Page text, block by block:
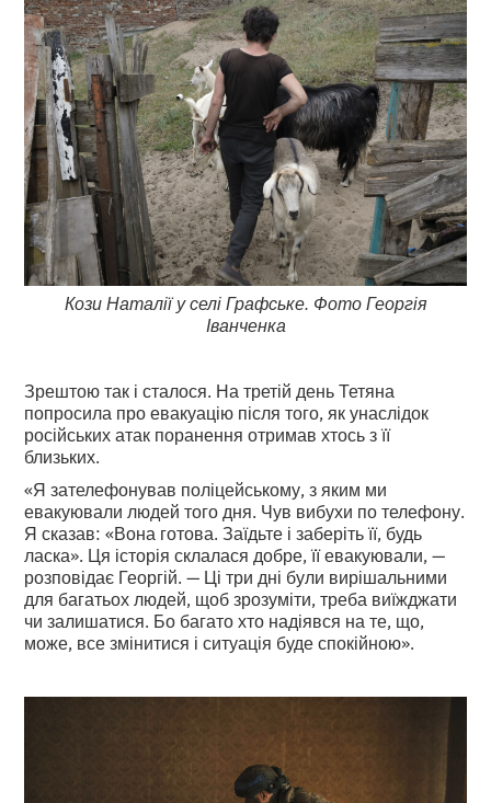
Кози Наталії у селі Графське. Фото Георгія
Іванченка
Зрештою так і сталося. На третій день Тетяна
попросила про евакуацію після того, як унаслідок
російських атак поранення отримав хтось з її
близьких.
«Я зателефонував поліцейському, з яким ми
евакуювали людей того дня. Чув вибухи по телефону.
Я сказав: «Вона готова. Заїдьте і заберіть її, будь
ласка». Ця історія склалася добре, її евакуювали, —
розповідає Георгій. — Ці три дні були вирішальними
для багатьох людей, щоб зрозуміти, треба виїжджати
чи залишатися. Бо багато хто надіявся на те, що,
може, все змінитися і ситуація буде спокійною».